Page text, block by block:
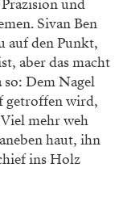
und
Sivan Ben
auf den Punkt,
aber das macht
so: Dem Nagel
getroffen wird,
mehr weh
haut, ihn
ins Holz